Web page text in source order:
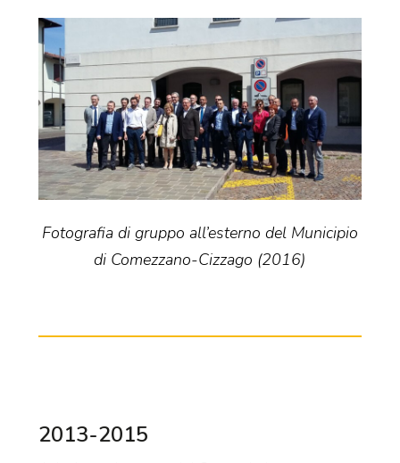
Fotografia di gruppo all’esterno del Municipio
di Comezzano-Cizzago (2016)
2013-2015